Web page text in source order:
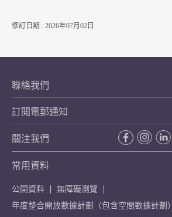
修訂日期 : 2026年07月02日
聯絡我們
訂閱電郵通知
關注我們
常用資料
公開資料
無障礙瀏覽
年度整合開放數據計劃（包含空間數據計劃）